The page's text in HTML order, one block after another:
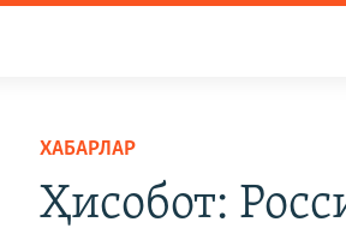
ХАБАРЛАР
Ҳисобот: